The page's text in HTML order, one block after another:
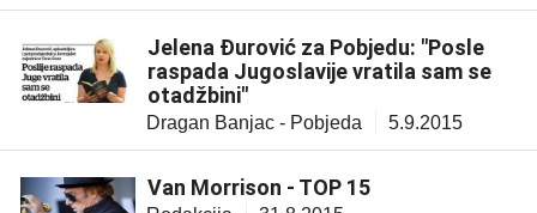
Jelena Đurović za Pobjedu: "Posle
raspada Jugoslavije vratila sam se
otadžbini"
Dragan Banjac - Pobjeda 5.9.2015
Van Morrison - TOP 15